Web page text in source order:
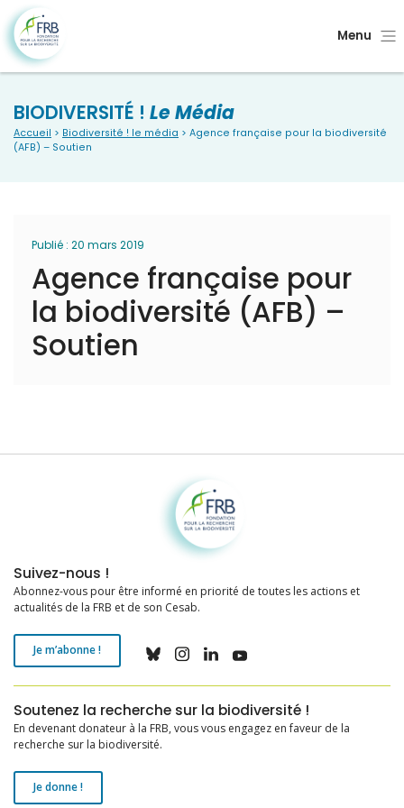
Menu
BIODIVERSITÉ ! Le Média
Accueil > Biodiversité ! le média > Agence française pour la biodiversité
(AFB) – Soutien
Publié : 20 mars 2019
Agence française pour
la biodiversité (AFB) –
Soutien
Fondation pour la recherche sur la biodiversité
Suivez-nous !
Abonnez-vous pour être informé en priorité de toutes les actions et
actualités de la FRB et de son Cesab.
Je m’abonne !
Soutenez la recherche sur la biodiversité !
En devenant donateur à la FRB, vous vous engagez en faveur de la
recherche sur la biodiversité.
Je donne !